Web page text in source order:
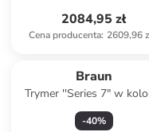
2084,95 zł
Cena producenta: 2609,96
Braun
Trymer ''Series 7" w
granatowym do brody
-40%